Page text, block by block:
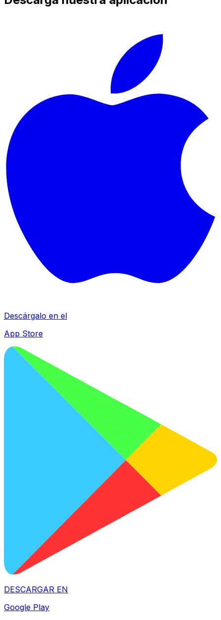
Descárgalo en el
App Store
DESCARGAR EN
Google Play